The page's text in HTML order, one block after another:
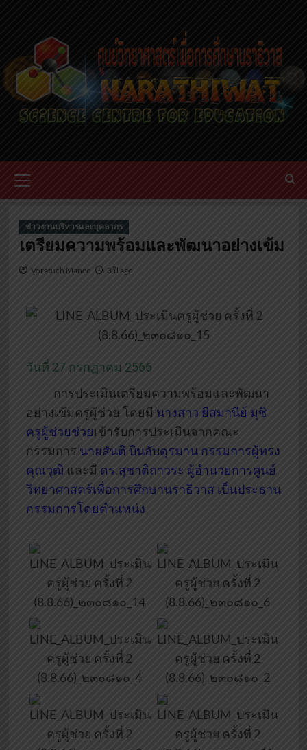
ข่าวงานบริหารและบุคลากร
เตรียมความพร้อมและพัฒนาอย่างเข้ม
Voratuch Manee 3 ปี ago
วันที่ 27 กรกฎาคม 2566
การประเมินเตรียมความพร้อมและพัฒนา
อย่างเข้มครูผู้ช่วย โดยมี นางสาว ยีสมานีย์ มุซิ
ครูผู้ช่วยช่วยเข้ารับการประเมินจากคณะ
กรรมการ นายสันติ บินอับดุรมาน กรรมการผู้ทรง
คุณวุฒิ และมี ดร.สุชาติถาวระ ผู้อำนวยการศูนย์
วิทยาศาสตร์เพื่อการศึกษานราธิวาส เป็นประธาน
กรรมการโดยตำแหน่ง